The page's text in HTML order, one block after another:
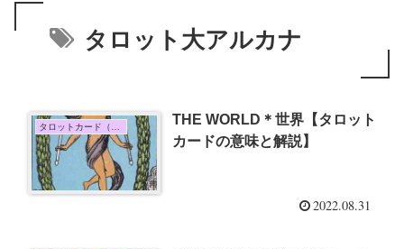
タロット大アルカナ
THE WORLD＊世界【タロット
カードの意味と解説】
2022.08.31